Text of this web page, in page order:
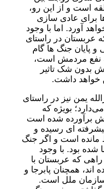
است و از این رو،
برای عادی سازی
آورد. اما با وجود
عربستان در راستای
پایان جنگ ها گام
نفع مردمش است،
بدون شک تاثیر
خواهد داشت.
یمن نیز در راستای
بویژه که
برآورده شده است
ای رسیده و
است و اگر جنگ
شده بود. با وجود
که عربستان با
اند، همچنان پابرجا و
سازمان ملل است.